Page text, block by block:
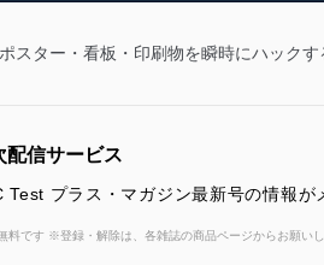
スター・看板・印刷物を瞬時にハックす
配信サービス
Test プラス・マガジン最新号の情報が
料です ※登録・解除は、各雑誌の商品ページからお願い